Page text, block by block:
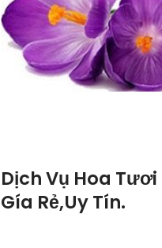
Dịch Vụ Hoa
Gía Rẻ,Uy Tín.